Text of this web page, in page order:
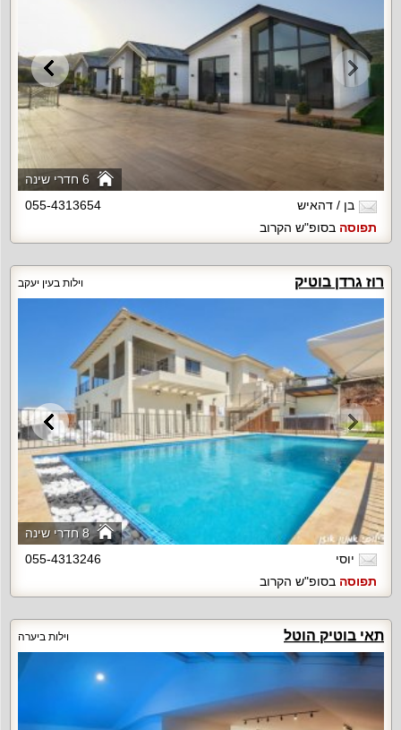
6 חדרי שינה
בן / דהאיש
055-4313654
תפוסה בסופ"ש הקרוב
רוז גרדן בוטיק וילות בעין יעקב
8 חדרי שינה
יוסי
055-4313246
תפוסה בסופ"ש הקרוב
תאי בוטיק הוטל וילות ביערה